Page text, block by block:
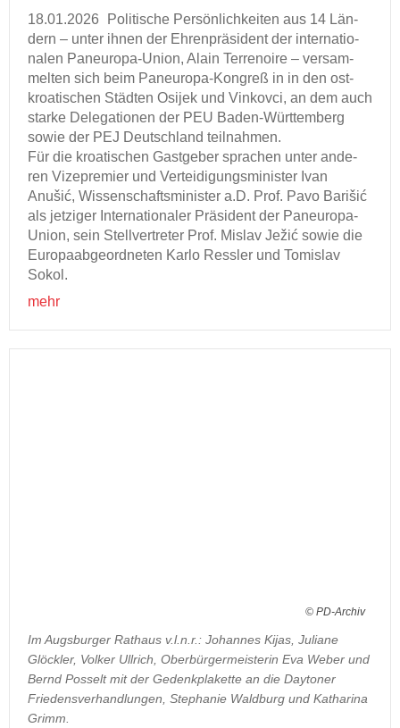
18.01.2026
Po­li­ti­sche Per­sön­lich­kei­ten aus 14 Län­
dern – unter ihnen der Eh­ren­prä­si­dent der in­ter­na­tio­
na­len Paneuropa-​Union, Alain Ter­renoi­re – ver­sam­
mel­ten sich beim Paneuropa-​Kongreß in in den ost­
kroa­ti­schen Städ­ten Osi­jek und Vin­kovci, an dem auch
star­ke De­le­ga­tio­nen der PEU Baden-​Württemberg
sowie der PEJ Deutsch­land teil­nah­men.
Für die kroa­ti­schen Gast­ge­ber spra­chen unter an­de­
ren Vi­ze­pre­mier und Ver­tei­di­gungs­mi­nis­ter Ivan
Anušić, Wis­sen­schafts­mi­nis­ter a.D. Prof. Pavo Barišić
als jet­zi­ger In­ter­na­tio­na­ler Prä­si­dent der Paneuropa-​
Union, sein Stell­ver­tre­ter Prof. Mis­lav Ježić sowie die
Eu­ro­pa­ab­ge­ord­ne­ten Karlo Ress­ler und To­mis­lav
Sokol.
mehr
© PD-Archiv
Im Augsburger Rathaus v.l.n.r.: Johannes Kijas, Juliane
Glöckler, Volker Ullrich, Oberbürgermeisterin Eva Weber und
Bernd Posselt mit der Gedenkplakette an die Daytoner
Friedensverhandlungen, Stephanie Waldburg und Katharina
Grimm.